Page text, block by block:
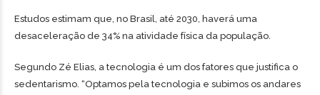
Estudos estimam que, no Brasil, até 2030, haverá uma
desaceleração de 34% na atividade física da população.
Segundo Zé Elias, a tecnologia é um dos fatores que justifica o
sedentarismo. “Optamos pela tecnologia e subimos os andares